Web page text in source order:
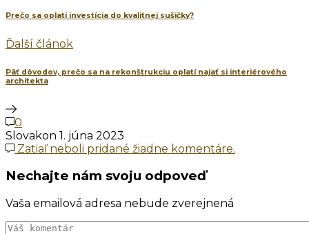
Prečo sa oplatí investícia do kvalitnej sušičky?
Ďalší článok
Päť dôvodov, prečo sa na rekonštrukciu oplatí najať si interiérového
architekta
0
Slovakon 1. júna 2023
Zatiaľ neboli pridané žiadne komentáre.
Nechajte nám svoju odpoveď
Vaša emailová adresa nebude zverejnená